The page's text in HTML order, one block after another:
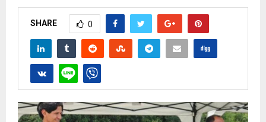
SHARE 0